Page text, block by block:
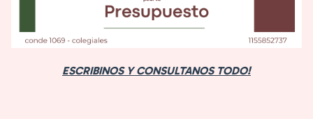
ESCRIBINOS Y CONSULTANOS TODO!